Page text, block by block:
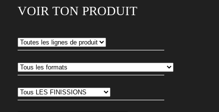
e-
pour
abonner
notre
VOIR TON PRODUIT